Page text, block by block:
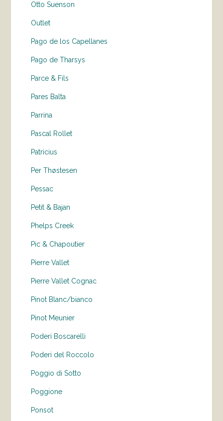
Otto Suenson
Outlet
Pago de los Capellanes
Pago de Tharsys
Parce & Fils
Pares Balta
Parrina
Pascal Rollet
Patricius
Per Thøstesen
Pessac
Petit & Bajan
Phelps Creek
Pic & Chapoutier
Pierre Vallet
Pierre Vallet Cognac
Pinot Blanc/bianco
Pinot Meunier
Poderi Boscarelli
Poderi del Roccolo
Poggio di Sotto
Poggione
Ponsot